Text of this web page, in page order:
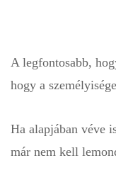
A legfontosabb,
hogy a
Ha alapjában véve
már nem kell